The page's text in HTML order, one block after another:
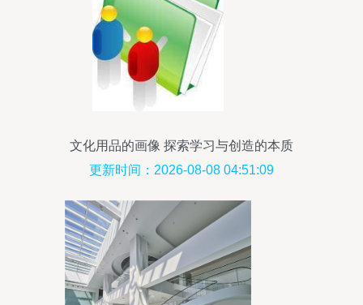
文化用品的画像 探索学习与创造的本质
更新时间：2026-08-08 04:51:09